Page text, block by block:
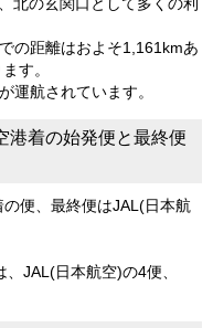
の距離はおよそ1,161kmあ
す。
運航されています。
着の始発便と最終便
便、最終便はJAL(日本航
JAL(日本航空)の4便、